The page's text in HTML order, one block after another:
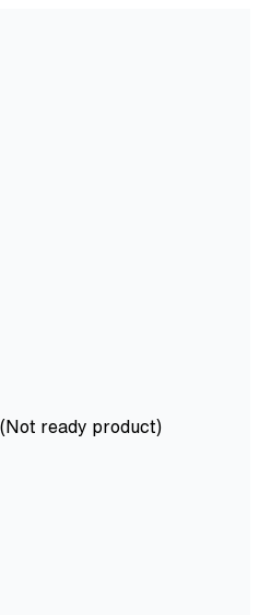
ready product)